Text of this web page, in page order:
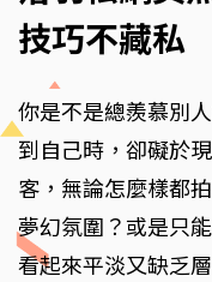
技巧不藏私
你是不是總羨慕別
到自己時，卻礙於
客，無論怎麼樣都
夢幻氛圍？或是只
看起來平淡又缺乏